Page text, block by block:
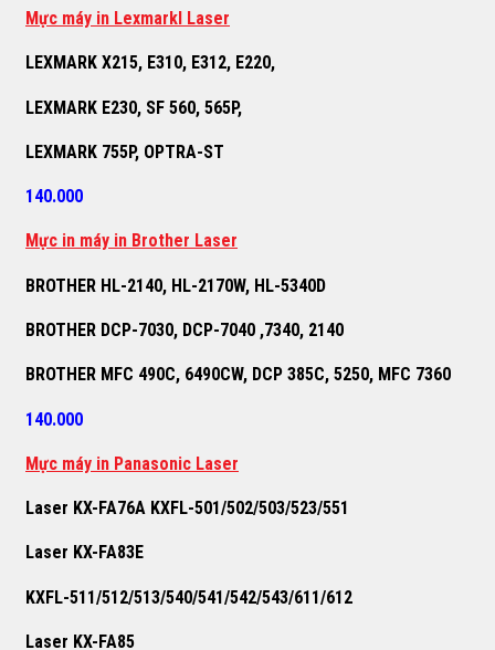
Mực máy in Lexmarkl Laser
LEXMARK X215, E310, E312, E220,
LEXMARK E230, SF 560, 565P,
LEXMARK 755P, OPTRA-ST
140.000
Mực in máy in Brother Laser
BROTHER HL-2140, HL-2170W, HL-5340D
BROTHER DCP-7030, DCP-7040 ,7340, 2140
BROTHER MFC 490C, 6490CW, DCP 385C, 5250, MFC 7360
140.000
Mực máy in Panasonic Laser
Laser KX-FA76A KXFL-501/502/503/523/551
Laser KX-FA83E
KXFL-511/512/513/540/541/542/543/611/612
Laser KX-FA85